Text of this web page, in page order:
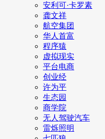
安利可·卡罗素
龚文祥
航空集团
华人首富
程序猿
虚拟现实
平台电商
创业经
许为平
生态园
商学院
无人驾驶汽车
雷烁照明